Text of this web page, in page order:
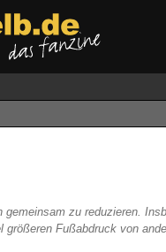
zu reduzieren.
Fußabdruck von